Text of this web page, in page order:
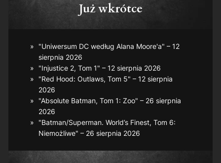
Już wkrótce
"Uniwersum DC według Alana Moore'a" – 12
sierpnia 2026
"Injustice 2, Tom 1" – 12 sierpnia 2026
"Red Hood: Outlaws, Tom 5" – 12 sierpnia
2026
"Absolute Batman, Tom 1: Zoo" – 26 sierpnia
2026
"Batman/Superman. World’s Finest, Tom 6:
Niemożliwe" – 26 sierpnia 2026